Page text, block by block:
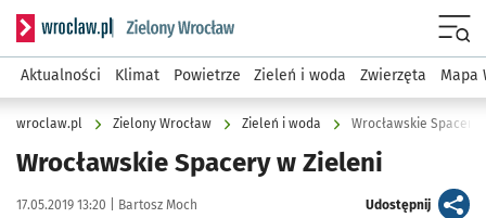
Serwis informacyjny wroclaw.pl podserwis: Środowisko we
Aktualności Klimat Powietrze Zieleń i woda Zwierzęta Mapa
wroclaw.pl Zielony Wrocław Zieleń i woda Wrocławskie Spacery
Wrocławskie Spacery w Zieleni
Data publikacji:
17.05.2019 13:20 | Autor:
Bartosz Moch Udostępnijartykuł